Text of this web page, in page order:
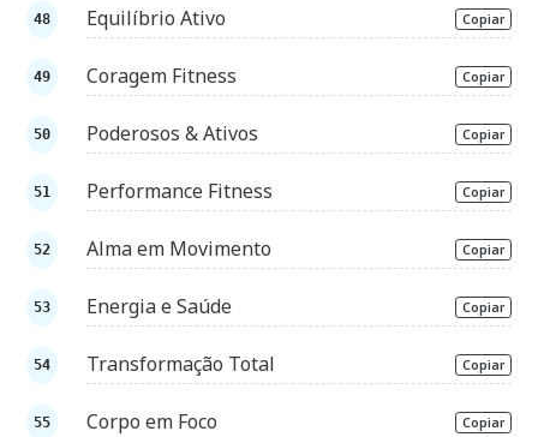
Equilíbrio Ativo Copiar
Coragem Fitness Copiar
Poderosos & Ativos Copiar
Performance Fitness Copiar
Alma em Movimento Copiar
Energia e Saúde Copiar
Transformação Total Copiar
Corpo em Foco Copiar